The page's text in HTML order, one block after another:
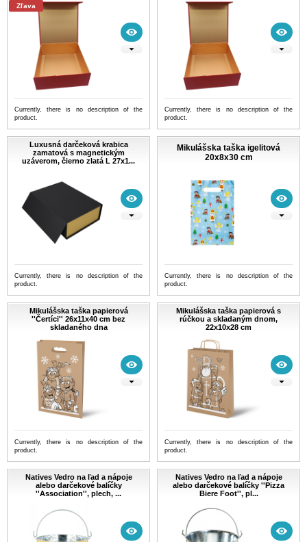
Zľava
Currently, there is no description of the
product.
Currently, there is no description of the
product.
Luxusná darčeková krabica
zamatová s magnetickým
uzáverom, čierno zlatá L 27x1...
Currently, there is no description of the
product.
Mikulášska taška igelitová
20x8x30 cm
Currently, there is no description of the
product.
Mikulášska taška papierová
''Čertíci'' 26x11x40 cm bez
skladaného dna
Currently, there is no description of the
product.
Mikulášska taška papierová s
rúčkou a skladaným dnom,
22x10x28 cm
Currently, there is no description of the
product.
Natives Vedro na ľad a nápoje
alebo darčekové balíčky
''Association'', plech, ...
Natives Vedro na ľad a nápoje
alebo darčekové balíčky ''Pizza
Biere Foot'', pl...